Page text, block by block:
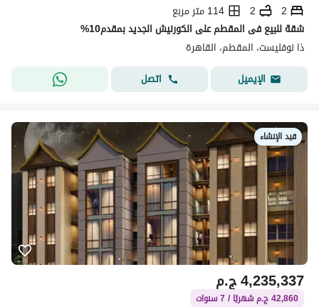
2
2
114 متر مربع
شقة للبيع فى المقطم على الكورنيش الجديد بمقدم10%
ذا نوفليست، المقطم، القاهرة
الإيميل
اتصل
قيد الإنشاء
ج.م4,235,337
42,860 ج.م شهريًا / 7 سنوات